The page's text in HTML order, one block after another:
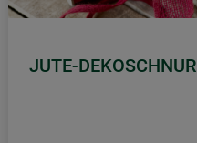
JUTE-DEKOSCHNUR